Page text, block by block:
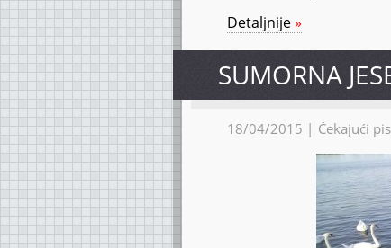
Detaljnije»
SUMORNA
18/04/2015 | Čekajući